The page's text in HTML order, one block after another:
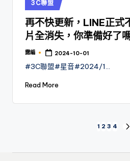
in
3C聯盟
再不快更新，LINE正式
片全消失，你準備好了
Posted
露編 2024-10-01
#3C聯盟#星音#2024/1…
Read More
章
1 2 3 4